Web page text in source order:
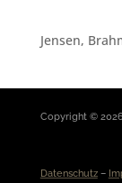
Jensen,
Copyright ©
Datenschutz–